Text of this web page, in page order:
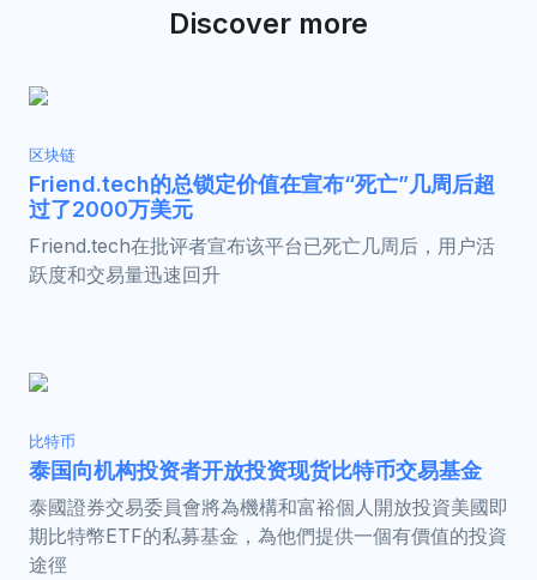
Discover more
区块链
Friend.tech的总锁定价值在宣布“死亡”几周后超
过了2000万美元
Friend.tech在批评者宣布该平台已死亡几周后，用户活
跃度和交易量迅速回升
比特币
泰国向机构投资者开放投资现货比特币交易基金
泰國證券交易委員會將為機構和富裕個人開放投資美國即
期比特幣ETF的私募基金，為他們提供一個有價值的投資
途徑